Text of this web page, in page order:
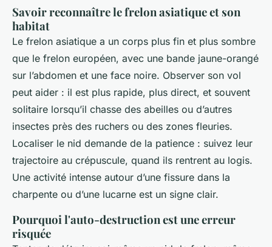
Savoir reconnaître le frelon asiatique et son
habitat
Le frelon asiatique a un corps plus fin et plus sombre
que le frelon européen, avec une bande jaune-orangé
sur l’abdomen et une face noire. Observer son vol
peut aider : il est plus rapide, plus direct, et souvent
solitaire lorsqu’il chasse des abeilles ou d’autres
insectes près des ruchers ou des zones fleuries.
Localiser le nid demande de la patience : suivez leur
trajectoire au crépuscule, quand ils rentrent au logis.
Une activité intense autour d’une fissure dans la
charpente ou d’une lucarne est un signe clair.
Pourquoi l'auto-destruction est une erreur
risquée